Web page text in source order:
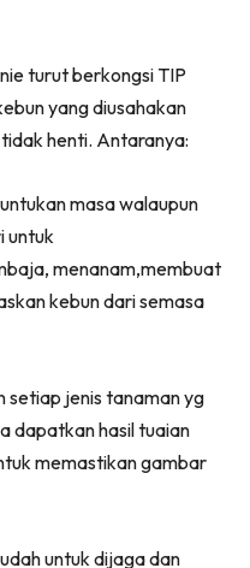
Selebriti
turut berkongsi TIP
yang diusahakan
henti. Antaranya:
masa walaupun
untuk
menanam,membuat
kebun dari semasa
setiap jenis tanaman yg
dapatkan hasil tuaian
memastikan gambar
untuk dijaga dan